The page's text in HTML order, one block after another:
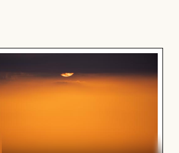
in TorontoKraftvolles Wasser
über ruhigem